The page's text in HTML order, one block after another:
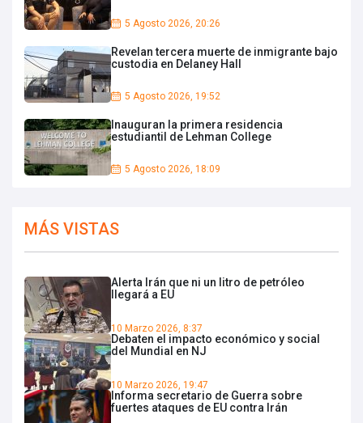
5 Agosto 2026, 20:26
Revelan tercera muerte de inmigrante bajo
custodia en Delaney Hall
5 Agosto 2026, 19:52
Inauguran la primera residencia
estudiantil de Lehman College
5 Agosto 2026, 18:09
MÁS VISTAS
Alerta Irán que ni un litro de petróleo
llegará a EU
10 Marzo 2026, 8:37
Debaten el impacto económico y social
del Mundial en NJ
10 Marzo 2026, 19:47
Informa secretario de Guerra sobre
fuertes ataques de EU contra Irán